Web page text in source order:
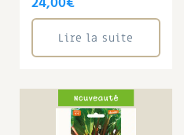
Lire la suite